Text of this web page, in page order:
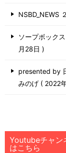
NSBD_NEWS
ソープボック
月28日
presented by
みのげ
2022
Youtubeチャ
はこちら